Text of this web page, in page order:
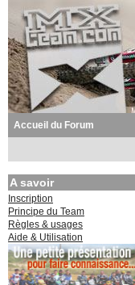
Accueil du Forum
A savoir
Inscription
Principe du Team
Règles & usages
Aide & Utilisation